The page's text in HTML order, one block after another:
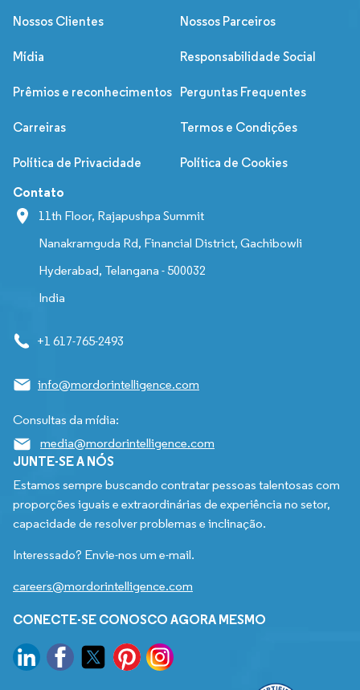
Nossos Clientes Nossos Parceiros
Mídia Responsabilidade Social
Prêmios e reconhecimentos Perguntas Frequentes
Carreiras Termos e Condições
Política de Privacidade Política de Cookies
Contato
11th Floor, Rajapushpa Summit
Nanakramguda Rd, Financial District, Gachibowli
Hyderabad, Telangana - 500032
India
+1 617-765-2493
info@mordorintelligence.com
Consultas da mídia:
media@mordorintelligence.com
JUNTE-SE A NÓS
Estamos sempre buscando contratar pessoas talentosas com
proporções iguais e extraordinárias de experiência no setor,
capacidade de resolver problemas e inclinação.
Interessado? Envie-nos um e-mail.
careers@mordorintelligence.com
CONECTE-SE CONOSCO AGORA MESMO